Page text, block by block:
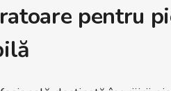
pentru